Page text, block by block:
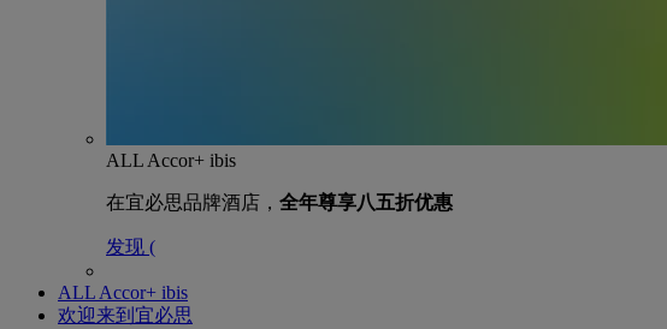
ALL Accor+ ibis
在宜必思品牌酒店， 全年尊享八五折优惠
发现 (
ALL Accor+ ibis
欢迎来到宜必思